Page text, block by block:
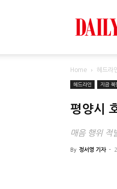
Home 헤드라
헤드라인 지금 북
평양시
매음 행위 적
By 정서영 기자 -